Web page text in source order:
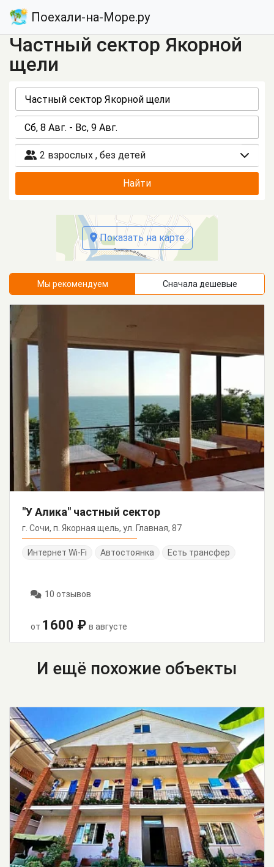
Поехали-на-Море.ру
Частный сектор Якорной
щели
2 взрослых , без детей
Найти
Показать на карте
Мы рекомендуем Сначала дешевые
"У Алика" частный сектор
г. Сочи, п. Якорная щель, ул. Главная, 87
Интернет Wi-Fi Автостоянка Есть трансфер
10 отзывов
от 1600 ₽ в августе
И ещё похожие объекты